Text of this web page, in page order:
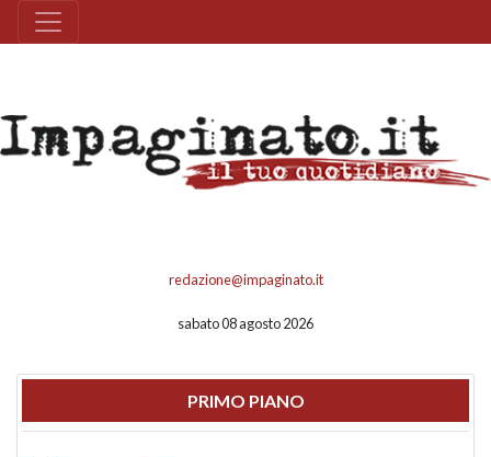
redazione@impaginato.it
sabato 08 agosto 2026
PRIMO PIANO